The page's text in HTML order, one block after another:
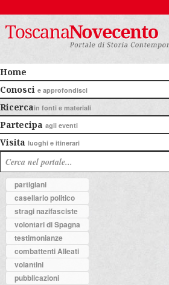
Home
Conosci e approfondisci
Ricercain fonti e materiali
Partecipa agli eventi
Visita luoghi e itinerari
partigiani
casellario politico
stragi nazifasciste
volontari di Spagna
testimonianze
combattenti Alleati
volantini
pubblicazioni